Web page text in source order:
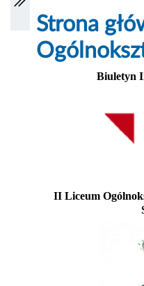
Strona
Biuletyn
II Liceum